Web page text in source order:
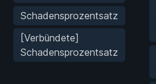
Schadensprozentsatz
[Verbündete]
Schadensprozentsatz